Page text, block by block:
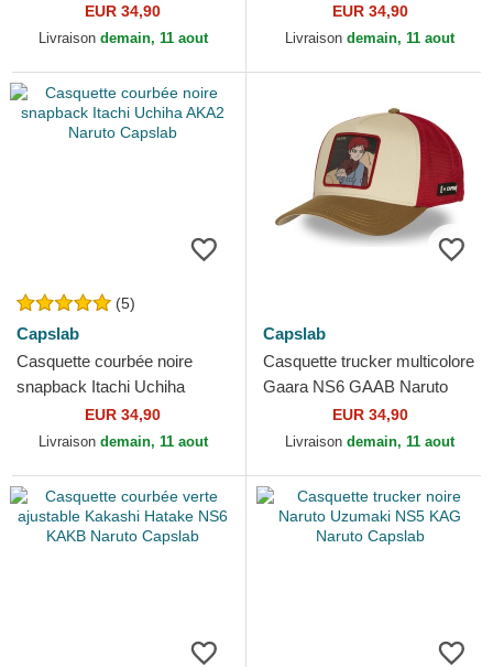
EUR 34,90
Livraison demain, 11 aout
RAS2 Naruto Capslab
EUR 34,90
Livraison demain, 11 aout
(5)
Capslab
Casquette courbée noire
snapback Itachi Uchiha
AKA2 Naruto Capslab
EUR 34,90
Livraison demain, 11 aout
Capslab
Casquette trucker multicolore
Gaara NS6 GAAB Naruto
EUR 34,90
Livraison demain, 11 aout